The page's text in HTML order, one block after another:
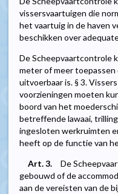
vissersvaartuigen die
het vaartuig in de haven
beschikken over
De Scheepvaartcontrole
meter of meer
uitvoerbaar is. § 3.
voorzieningen moeten
boord van het
betreffende lawaai,
ingesloten werkruimten
heeft op de functie van
Art. 3.
De
gebouwd of de
aan de vereisten van de